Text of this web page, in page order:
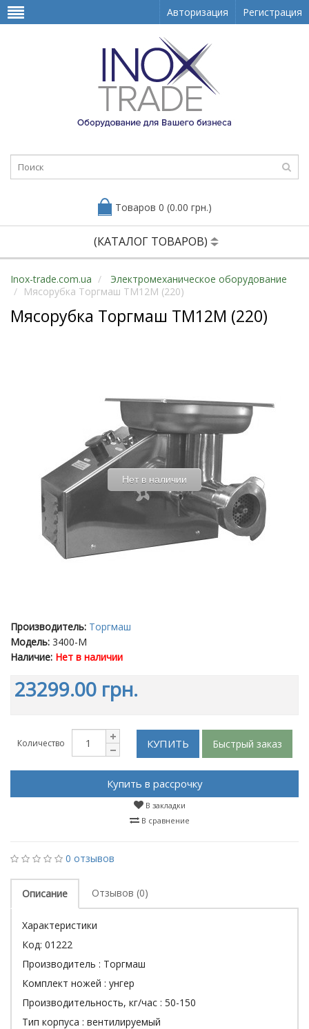
Авторизация Регистрация
Товаров 0 (0.00 грн.)
(КАТАЛОГ ТОВАРОВ)
Inox-trade.com.ua
Электромеханическое оборудование
Мясорубка Торгмаш ТМ12М (220)
Мясорубка Торгмаш ТМ12М (220)
Нет в наличии
Производитель: Торгмаш
Модель: 3400-M
Наличие: Нет в наличии
23299.00 грн.
Количество КУПИТЬ Быстрый заказ
Купить в рассрочку
В закладки
В сравнение
0 отзывов
Описание Отзывов (0)
Характеристики
Код: 01222
Производитель : Торгмаш
Комплект ножей : унгер
Производительность, кг/час : 50-150
Тип корпуса : вентилируемый